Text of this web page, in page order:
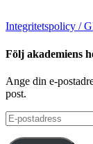
Integritetspolicy /
Följ akademiens
Ange din e-
post.
E-
postadress